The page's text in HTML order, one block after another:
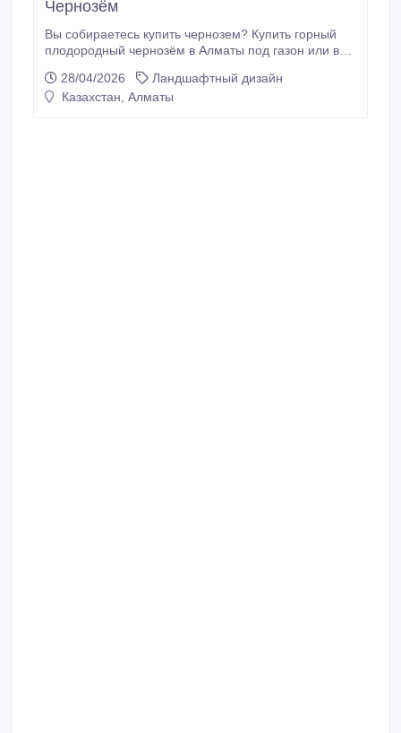
Чернозём
Вы собираетесь купить чернозем? Купить горный
плодородный чернозём в Алматы под газон или в
Доставка чернозема в Алматы по доступным ценам
самосвалами камаз в любых объёмах. Наличный и
28/04/2026
Ландшафтный дизайн
Казахстан, Алматы